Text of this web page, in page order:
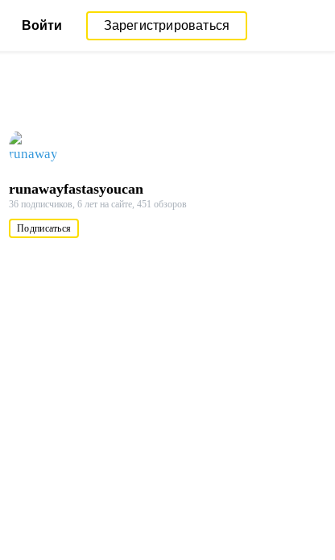
Войти Зарегистрироваться
runawayfastasyoucan
36 подписчиков, 6 лет на сайте, 451 обзоров
Подписаться